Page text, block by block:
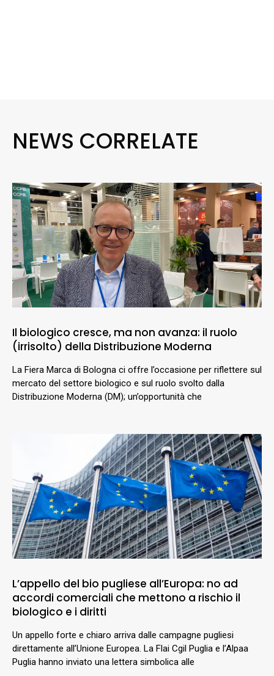
NEWS CORRELATE
Il biologico cresce, ma non avanza: il ruolo
(irrisolto) della Distribuzione Moderna
La Fiera Marca di Bologna ci offre l’occasione per riflettere sul
mercato del settore biologico e sul ruolo svolto dalla
Distribuzione Moderna (DM); un’opportunità che
L’appello del bio pugliese all’Europa: no ad
accordi comerciali che mettono a rischio il
biologico e i diritti
Un appello forte e chiaro arriva dalle campagne pugliesi
direttamente all’Unione Europea. La Flai Cgil Puglia e l’Alpaa
Puglia hanno inviato una lettera simbolica alle